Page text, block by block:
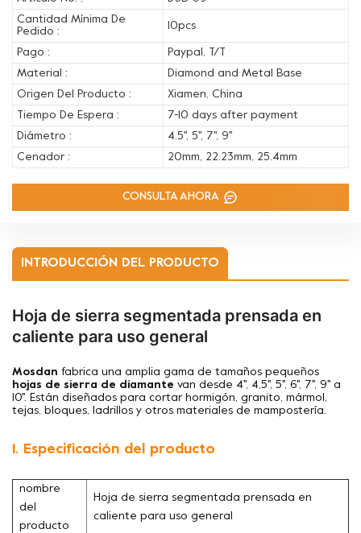
Cantidad Mínima De
Pedido :
10pcs
Pago :
Paypal, T/T
Material :
Diamond and Metal Base
Origen Del Producto :
Xiamen, China
Tiempo De Espera :
7-10 days after payment
Diámetro :
4.5'', 5'', 7'', 9''
Cenador :
20mm, 22.23mm, 25.4mm
CONSULTA AHORA
INTRODUCCIÓN DEL PRODUCTO
Hoja de sierra segmentada prensada en
caliente para uso general
Mosdan fabrica una amplia gama de tamaños pequeños
hojas de sierra de diamante van desde 4'', 4,5'', 5'', 6'', 7'', 9'' a
10''. Están diseñados para cortar hormigón, granito, mármol,
tejas, bloques, ladrillos y otros materiales de mampostería.
1. Especificación del producto
nombre
del
producto
Hoja de sierra segmentada prensada en
caliente para uso general